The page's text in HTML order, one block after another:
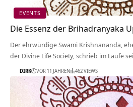
EVENTS
Die Essenz der Brihadranyaka
Der ehrwürdige Swami Krishnananda,
der Divine Life Society, schrieb im Laufe
DIRK VOR 11 JAHREN 462 VIEWS